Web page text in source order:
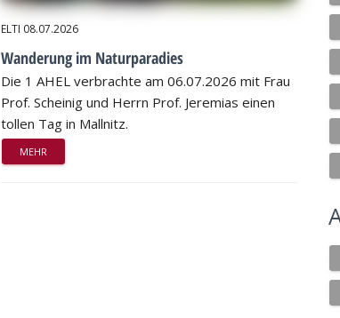
ELTI 08.07.2026
Wanderung im Naturparadies
Die 1 AHEL verbrachte am 06.07.2026 mit Frau
Prof. Scheinig und Herrn Prof. Jeremias einen
tollen Tag in Mallnitz.
MEHR